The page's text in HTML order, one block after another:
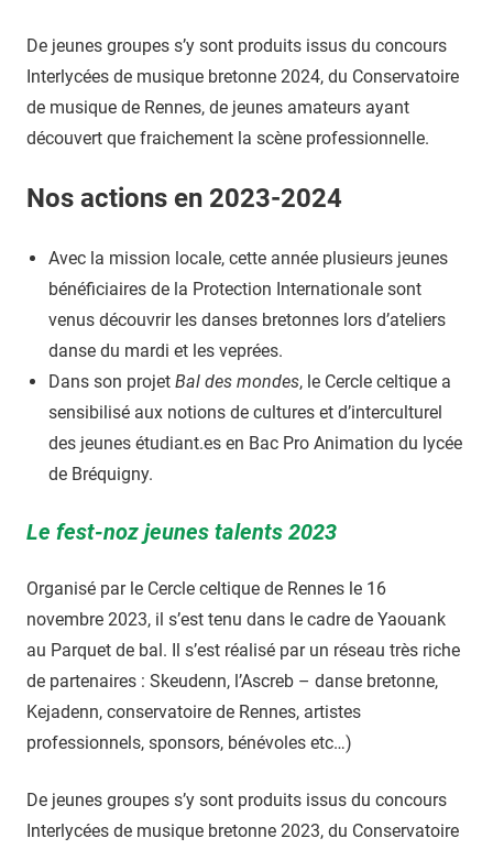
De jeunes groupes s’y sont produits issus du concours
Interlycées de musique bretonne 2024, du Conservatoire
de musique de Rennes, de jeunes amateurs ayant
découvert que fraichement la scène professionnelle.
Nos actions en 2023-2024
Avec la mission locale, cette année plusieurs jeunes
bénéficiaires de la Protection Internationale sont
venus découvrir les danses bretonnes lors d’ateliers
danse du mardi et les veprées.
Dans son projet Bal des mondes, le Cercle celtique a
sensibilisé aux notions de cultures et d’interculturel
des jeunes étudiant.es en Bac Pro Animation du lycée
de Bréquigny.
Le fest-noz jeunes talents 2023
Organisé par le Cercle celtique de Rennes le 16
novembre 2023, il s’est tenu dans le cadre de Yaouank
au Parquet de bal. Il s’est réalisé par un réseau très riche
de partenaires : Skeudenn, l’Ascreb – danse bretonne,
Kejadenn, conservatoire de Rennes, artistes
professionnels, sponsors, bénévoles etc…)
De jeunes groupes s’y sont produits issus du concours
Interlycées de musique bretonne 2023, du Conservatoire